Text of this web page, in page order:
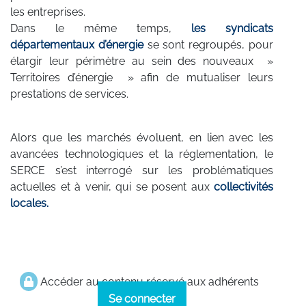
les entreprises.
Dans le même temps, les syndicats
départementaux d’énergie se sont regroupés, pour
élargir leur périmètre au sein des nouveaux »
Territoires d’énergie » afin de mutualiser leurs
prestations de services.
Alors que les marchés évoluent, en lien avec les
avancées technologiques et la réglementation, le
SERCE s’est interrogé sur les problématiques
actuelles et à venir, qui se posent aux collectivités
locales.
Accéder au contenu réservé aux adhérents
Se connecter